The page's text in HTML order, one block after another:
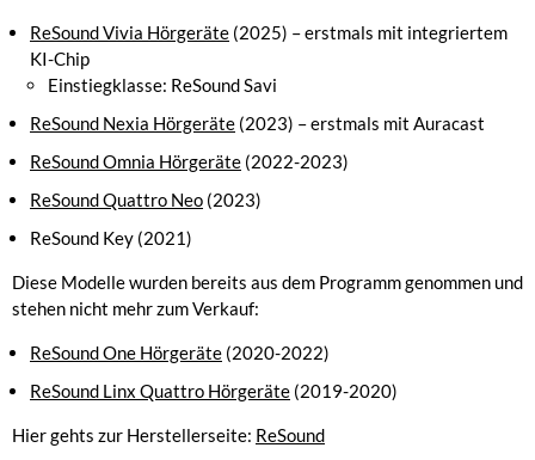
ReSound Vivia Hörgeräte (2025) – erstmals mit integriertem
KI-Chip
Einstiegklasse: ReSound Savi
ReSound Nexia Hörgeräte (2023) – erstmals mit Auracast
ReSound Omnia Hörgeräte (2022-2023)
ReSound Quattro Neo (2023)
ReSound Key (2021)
Diese Modelle wurden bereits aus dem Programm genommen und
stehen nicht mehr zum Verkauf:
ReSound One Hörgeräte (2020-2022)
ReSound Linx Quattro Hörgeräte (2019-2020)
Hier gehts zur Herstellerseite: ReSound